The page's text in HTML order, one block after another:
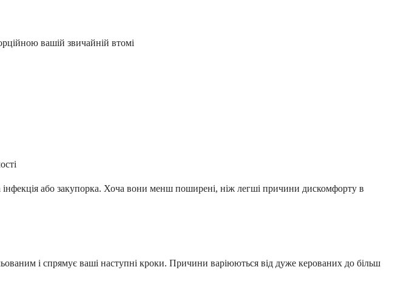
вашій звичайній втомі
інфекція або закупорка. Хоча вони менш поширені, ніж легші причини дискомфорту в
і спрямує ваші наступні кроки. Причини варіюються від дуже керованих до більш